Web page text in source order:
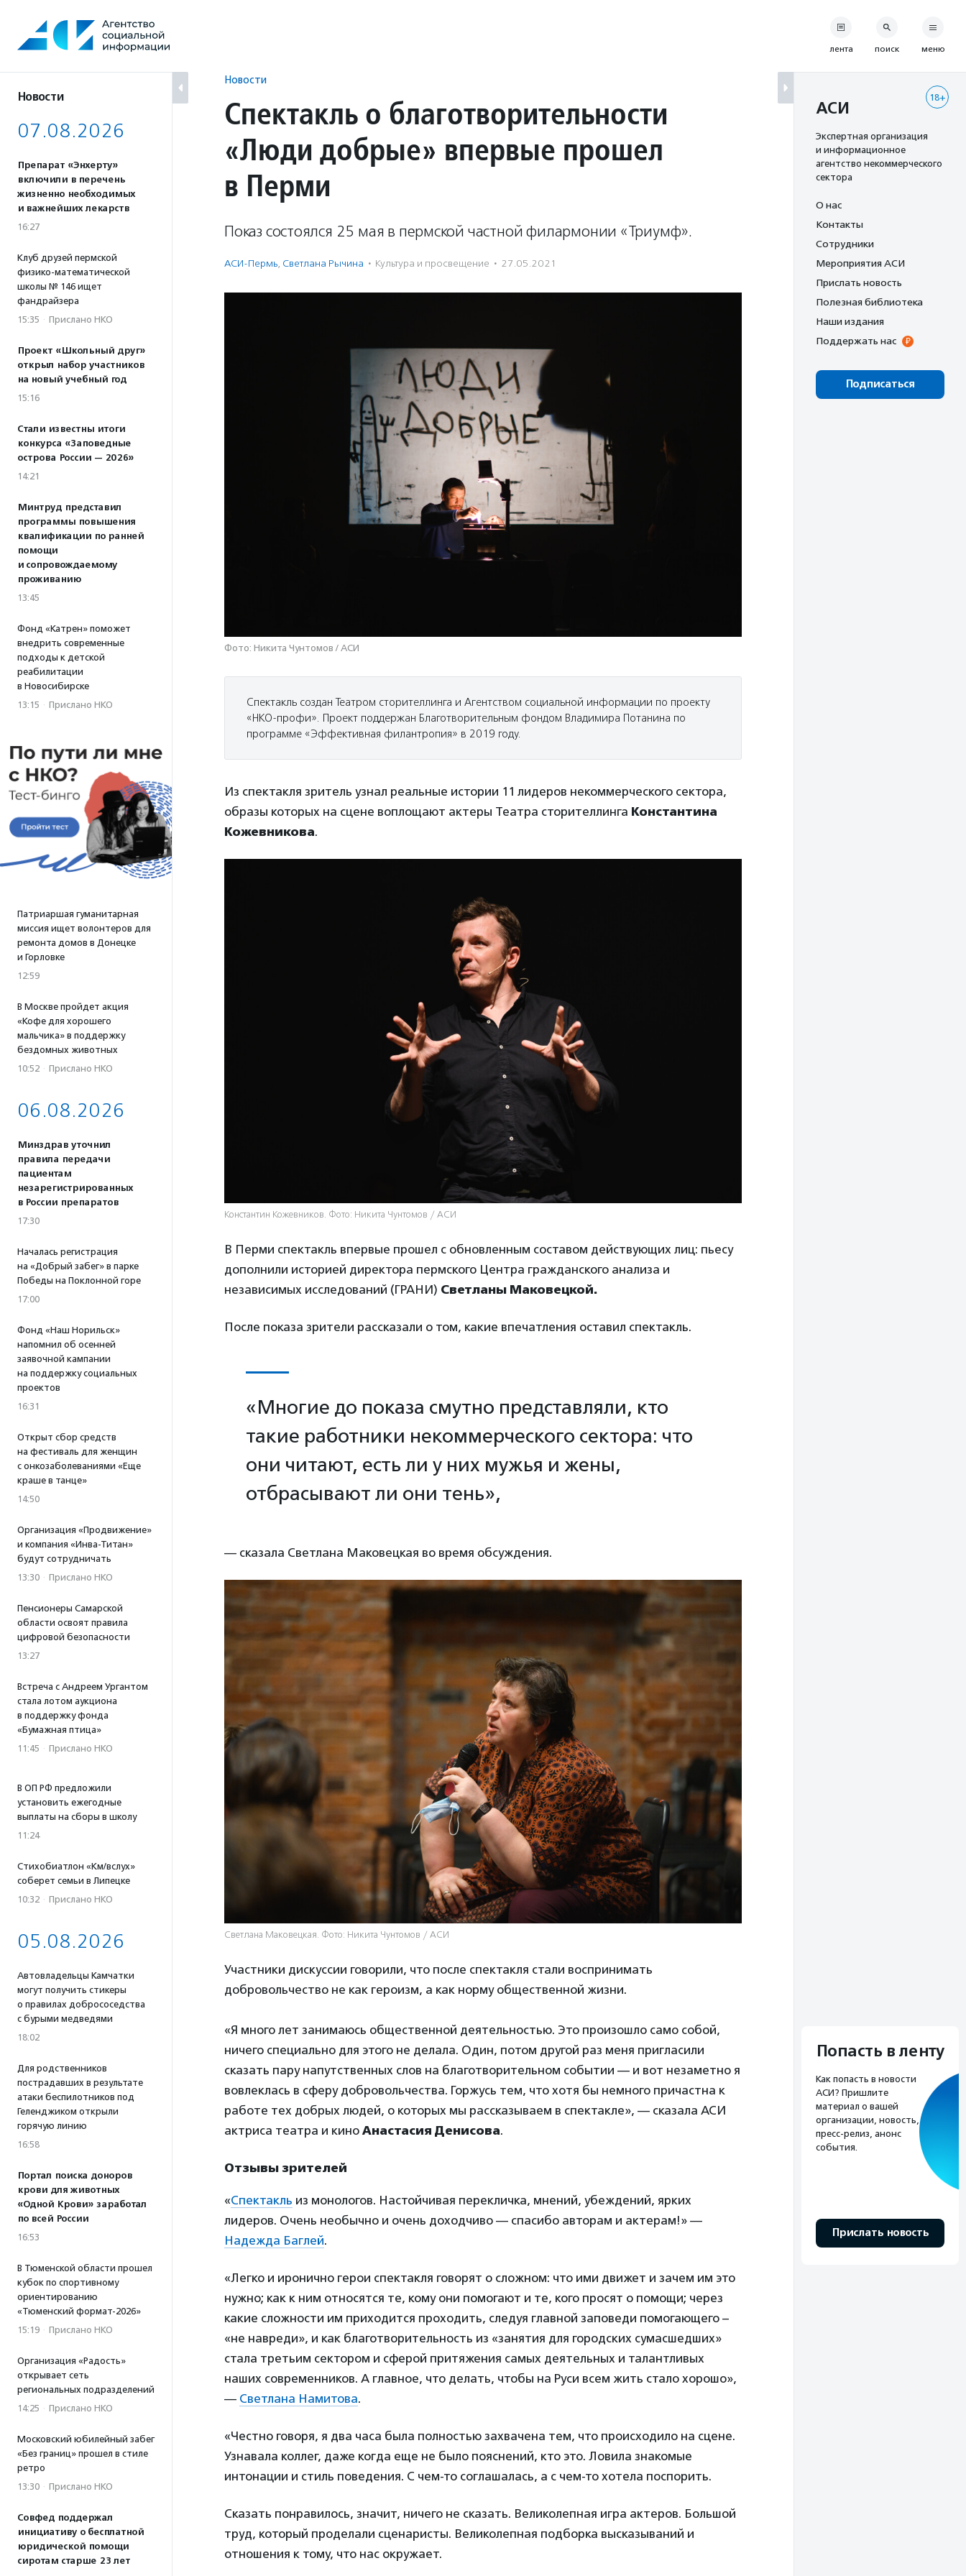
содержанию
Новости
07.08.2026
Препарат «Энхерту»
включили в перечень
жизненно необходимых
и важнейших лекарств
16:27
Клуб друзей пермской
физико-математической
школы № 146 ищет
фандрайзера
15:35 · Прислано НКО
Проект «Школьный друг»
открыл набор участников
на новый учебный год
15:16
Стали известны итоги
конкурса «Заповедные
острова России — 2026»
14:21
Минтруд представил
программы повышения
квалификации по ранней
помощи
и сопровождаемому
проживанию
13:45
Фонд «Катрен» поможет
внедрить современные
подходы к детской
реабилитации
в Новосибирске
13:15 · Прислано НКО
Патриаршая гуманитарная
миссия ищет волонтеров для
ремонта домов в Донецке
и Горловке
12:59
В Москве пройдет акция
«Кофе для хорошего
мальчика» в поддержку
бездомных животных
10:52 · Прислано НКО
06.08.2026
Минздрав уточнил
правила передачи
пациентам
незарегистрированных
в России препаратов
17:30
Началась регистрация
на «Добрый забег» в парке
Победы на Поклонной горе
17:00
Фонд «Наш Норильск»
напомнил об осенней
заявочной кампании
на поддержку социальных
проектов
16:31
Открыт сбор средств
на фестиваль для женщин
с онкозаболеваниями «Еще
краше в танце»
14:50
Организация «Продвижение»
и компания «Инва-Титан»
будут сотрудничать
13:30 · Прислано НКО
Пенсионеры Самарской
области освоят правила
цифровой безопасности
13:27
Встреча с Андреем Ургантом
стала лотом аукциона
в поддержку фонда
«Бумажная птица»
11:45 · Прислано НКО
В ОП РФ предложили
установить ежегодные
выплаты на сборы в школу
11:24
Стихобиатлон «Км/вслух»
соберет семьи в Липецке
10:32 · Прислано НКО
05.08.2026
Автовладельцы Камчатки
могут получить стикеры
о правилах добрососедства
с бурыми медведями
18:02
Для родственников
пострадавших в результате
атаки беспилотников под
Геленджиком открыли
горячую линию
16:58
Портал поиска доноров
крови для животных
«Одной Крови» заработал
по всей России
16:53
В Тюменской области прошел
кубок по спортивному
ориентированию
«Тюменский формат-2026»
15:19 · Прислано НКО
Организация «Радость»
открывает сеть
региональных подразделений
14:25 · Прислано НКО
Московский юбилейный забег
«Без границ» прошел в стиле
ретро
13:30 · Прислано НКО
Совфед поддержал
инициативу о бесплатной
юридической помощи
сиротам старше 23 лет
Новости
Спектакль о благотворительности
«Люди добрые» впервые прошел
в Перми
Показ состоялся 25 мая в пермской частной филармонии «Триумф».
АСИ-Пермь, Светлана Рычина · Культура и просвещение · 27.05.2021
Фото: Никита Чунтомов / АСИ
Спектакль создан Театром сторителлинга и Агентством социальной информации по проекту
«НКО-профи». Проект поддержан Благотворительным фондом Владимира Потанина по
программе «Эффективная филантропия» в 2019 году.
Из спектакля зритель узнал реальные истории 11 лидеров некоммерческого сектора,
образы которых на сцене воплощают актеры Театра сторителлинга Константина
Кожевникова.
Константин Кожевников. Фото: Никита Чунтомов / АСИ
В Перми спектакль впервые прошел с обновленным составом действующих лиц: пьесу
дополнили историей директора пермского Центра гражданского анализа и
независимых исследований (ГРАНИ) Светланы Маковецкой.
После показа зрители рассказали о том, какие впечатления оставил спектакль.
«Многие до показа смутно представляли, кто
такие работники некоммерческого сектора: что
они читают, есть ли у них мужья и жены,
отбрасывают ли они тень»,
— сказала Светлана Маковецкая во время обсуждения.
Светлана Маковецкая. Фото: Никита Чунтомов / АСИ
Участники дискуссии говорили, что после спектакля стали воспринимать
добровольчество не как героизм, а как норму общественной жизни.
«Я много лет занимаюсь общественной деятельностью. Это произошло само собой,
ничего специально для этого не делала. Один, потом другой раз меня пригласили
сказать пару напутственных слов на благотворительном событии — и вот незаметно я
вовлеклась в сферу добровольчества. Горжусь тем, что хотя бы немного причастна к
работе тех добрых людей, о которых мы рассказываем в спектакле», — сказала АСИ
актриса театра и кино Анастасия Денисова.
Отзывы зрителей
«Спектакль из монологов. Настойчивая перекличка, мнений, убеждений, ярких
лидеров. Очень необычно и очень доходчиво — спасибо авторам и актерам!» —
Надежда Баглей.
«Легко и иронично герои спектакля говорят о сложном: что ими движет и зачем им это
нужно; как к ним относятся те, кому они помогают и те, кого просят о помощи; через
какие сложности им приходится проходить, следуя главной заповеди помогающего –
«не навреди», и как благотворительность из «занятия для городских сумасшедших»
стала третьим сектором и сферой притяжения самых деятельных и талантливых
наших современников. А главное, что делать, чтобы на Руси всем жить стало хорошо»,
— Светлана Намитова.
«Честно говоря, я два часа была полностью захвачена тем, что происходило на сцене.
Узнавала коллег, даже когда еще не было пояснений, кто это. Ловила знакомые
интонации и стиль поведения. С чем-то соглашалась, а с чем-то хотела поспорить.
Сказать понравилось, значит, ничего не сказать. Великолепная игра актеров. Большой
труд, который проделали сценаристы. Великолепная подборка высказываний и
отношения к тому, что нас окружает.
лента поиск меню
18+
АСИ
Экспертная организация
и информационное
агентство некоммерческого
сектора
О нас
Контакты
Сотрудники
Мероприятия АСИ
Прислать новость
Полезная библиотека
Наши издания
Поддержать нас
Подписаться
Попасть в ленту
Как попасть в новости
АСИ? Пришлите
материал о вашей
организации, новость,
пресс-релиз, анонс
события.
Прислать новость